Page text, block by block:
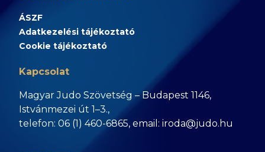
ÁSZF
Adatkezelési tájékoztató
Cookie tájékoztató
Kapcsolat
Magyar Judo Szövetség – Budapest 1146,
Istvánmezei út 1–3.,
telefon: 06 (1) 460-6865, email: iroda@judo.hu